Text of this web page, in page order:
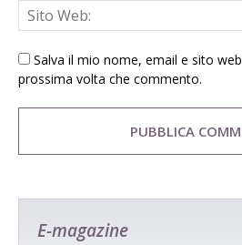
Salva il mio nome, email e sito
prossima volta che commento.
E-magazine